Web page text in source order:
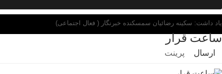
یاد داشت: سکینه رضائیان سمسکنده خبرنگار ( فعال اجتماعی)
ساعت قرار
ارسال پرینت